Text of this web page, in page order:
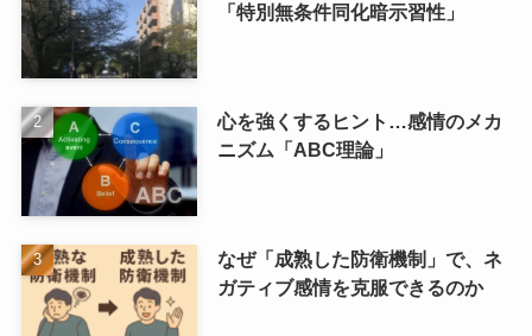
「特別無条件同化暗示習性」
心を強くするヒント…感情のメカ
ニズム「ABC理論」
なぜ「成熟した防衛機制」で、ネ
ガティブ感情を克服できるのか